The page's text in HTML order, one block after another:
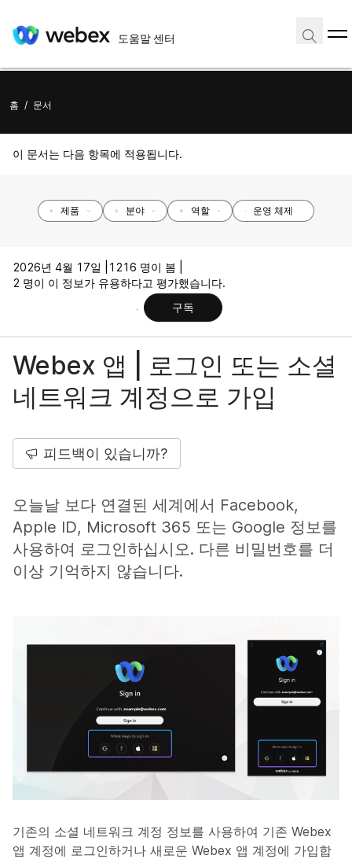
도움말 센터
홈 / 문서
이 문서는 다음 항목에 적용됩니다.
제품 분야 역할 운영 체제
2026년 4월 17일 |
1216 명이 봄 |
2 명이 이 정보가 유용하다고 평가했습니다.
구독
Webex 앱 | 로그인 또는 소셜
네트워크 계정으로 가입
피드백이 있습니까?
오늘날 보다 연결된 세계에서 Facebook,
Apple ID, Microsoft 365 또는 Google 정보를
사용하여 로그인하십시오. 다른 비밀번호를 더
이상 기억하지 않습니다.
기존의 소셜 네트워크 계정 정보를 사용하여 기존 Webex
앱 계정에 로그인하거나 새로운 Webex 앱 계정에 가입합